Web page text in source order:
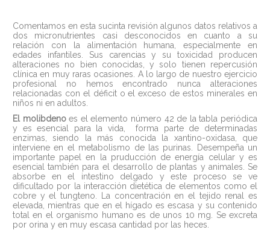
Comentamos en esta sucinta revisión algunos datos relativos a
dos micronutrientes casi desconocidos en cuanto a su
relación con la alimentación humana, especialmente en
edades infantiles. Sus carencias y su toxicidad producen
alteraciones no bien conocidas, y solo tienen repercusión
clínica en muy raras ocasiones. A lo largo de nuestro ejercicio
profesional no hemos encontrado nunca alteraciones
relacionadas con el déficit o el exceso de estos minerales en
niños ni en adultos.
El molibdenoes el elemento número 42 de la tabla periódica
y es esencial para la vida, forma parte de determinadas
enzimas, siendo la más conocida la xantino-oxidasa, que
interviene en el metabolismo de las purinas. Desempeña un
importante papel en la pruducción de energía celular y es
esencial también para el desarrollo de plantas y animales. Se
absorbe en el intestino delgado y este proceso se ve
dificultado por la interacción dietética de elementos como el
cobre y el tungteno. La concentración en el tejido renal es
elevada, mientras que en el hígado es escasa y su contenido
total en el organismo humano es de unos 10 mg. Se excreta
por orina y en muy escasa cantidad por las heces.